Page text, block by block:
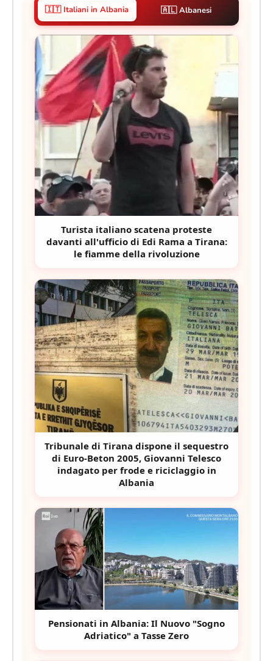
🇮🇹 Italiani in Albania 🇦🇱 Albanesi
Turista italiano scatena proteste
davanti all'ufficio di Edi Rama a Tirana:
le fiamme della rivoluzione
Tribunale di Tirana dispone il sequestro
di Euro-Beton 2005, Giovanni Telesco
indagato per frode e riciclaggio in
Albania
Pensionati in Albania: Il Nuovo "Sogno
Adriatico" a Tasse Zero